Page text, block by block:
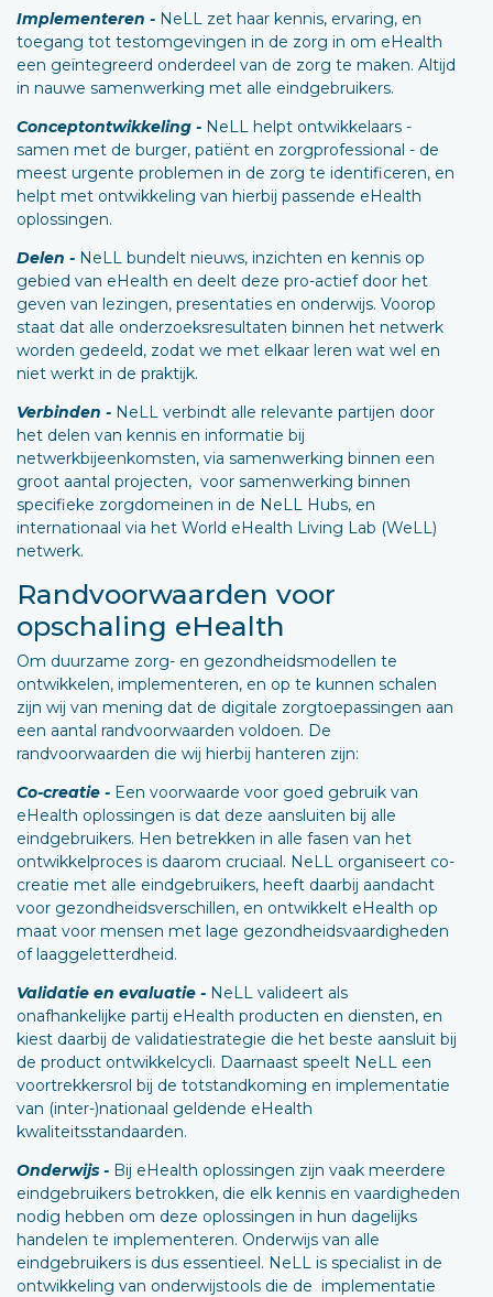
Implementeren - NeLL zet haar kennis, ervaring, en
toegang tot testomgevingen in de zorg in om eHealth
een geïntegreerd onderdeel van de zorg te maken. Altijd
in nauwe samenwerking met alle eindgebruikers.
Conceptontwikkeling - NeLL helpt ontwikkelaars -
samen met de burger, patiënt en zorgprofessional - de
meest urgente problemen in de zorg te identificeren, en
helpt met ontwikkeling van hierbij passende eHealth
oplossingen.
Delen - NeLL bundelt nieuws, inzichten en kennis op
gebied van eHealth en deelt deze pro-actief door het
geven van lezingen, presentaties en onderwijs. Voorop
staat dat alle onderzoeksresultaten binnen het netwerk
worden gedeeld, zodat we met elkaar leren wat wel en
niet werkt in de praktijk.
Verbinden - NeLL verbindt alle relevante partijen door
het delen van kennis en informatie bij
netwerkbijeenkomsten, via samenwerking binnen een
groot aantal projecten, voor samenwerking binnen
specifieke zorgdomeinen in de NeLL Hubs, en
internationaal via het World eHealth Living Lab (WeLL)
netwerk.
Randvoorwaarden voor
opschaling eHealth
Om duurzame zorg- en gezondheidsmodellen te
ontwikkelen, implementeren, en op te kunnen schalen
zijn wij van mening dat de digitale zorgtoepassingen aan
een aantal randvoorwaarden voldoen. De
randvoorwaarden die wij hierbij hanteren zijn:
Co-creatie - Een voorwaarde voor goed gebruik van
eHealth oplossingen is dat deze aansluiten bij alle
eindgebruikers. Hen betrekken in alle fasen van het
ontwikkelproces is daarom cruciaal. NeLL organiseert co-
creatie met alle eindgebruikers, heeft daarbij aandacht
voor gezondheidsverschillen, en ontwikkelt eHealth op
maat voor mensen met lage gezondheidsvaardigheden
of laaggeletterdheid.
Validatie en evaluatie - NeLL valideert als
onafhankelijke partij eHealth producten en diensten, en
kiest daarbij de validatiestrategie die het beste aansluit bij
de product ontwikkelcycli. Daarnaast speelt NeLL een
voortrekkersrol bij de totstandkoming en implementatie
van (inter-)nationaal geldende eHealth
kwaliteitsstandaarden.
Onderwijs - Bij eHealth oplossingen zijn vaak meerdere
eindgebruikers betrokken, die elk kennis en vaardigheden
nodig hebben om deze oplossingen in hun dagelijks
handelen te implementeren. Onderwijs van alle
eindgebruikers is dus essentieel. NeLL is specialist in de
ontwikkeling van onderwijstools die de implementatie